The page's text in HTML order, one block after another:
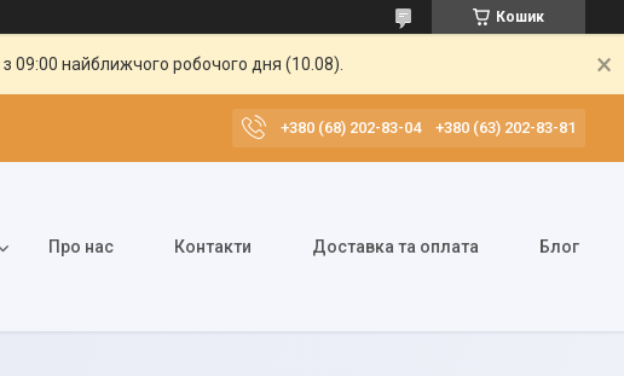
Кошик
09:00 найближчого робочого дня (10.08).
+380 (68) 202-83-04 +380 (63) 202-83-81
Про нас Контакти Доставка та оплата Блог